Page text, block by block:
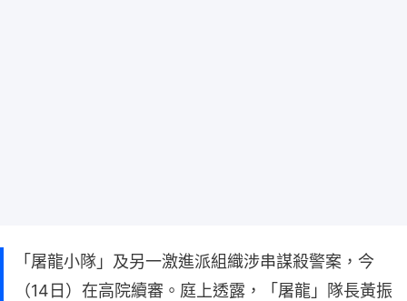
「屠龍小隊」及另一激進派組織涉串謀殺警案，今
（14日）在高院續審。庭上透露，「屠龍」隊長黃振